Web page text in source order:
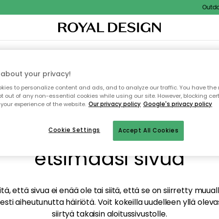
SISUSTUSTEKSTIILIT & MATOTKEITTIÖSÄILYTYSULKOKALUSTEET
valitettavasti
etsimääsi sivua
että sivua ei enää ole tai siitä, että se on siirretty
aiheutunutta häiriötä. Voit kokeilla uudelleen yllä
siirtyä takaisin aloitussivustolle.
your privacy!
to personalize content and ads, and to analyze our traffic. You have
out of any non-essential cookies while using our site. However, blocking
experience of the website. Our privacy policy Google's privacy policy
Accept All Cookies
Cookie Settings